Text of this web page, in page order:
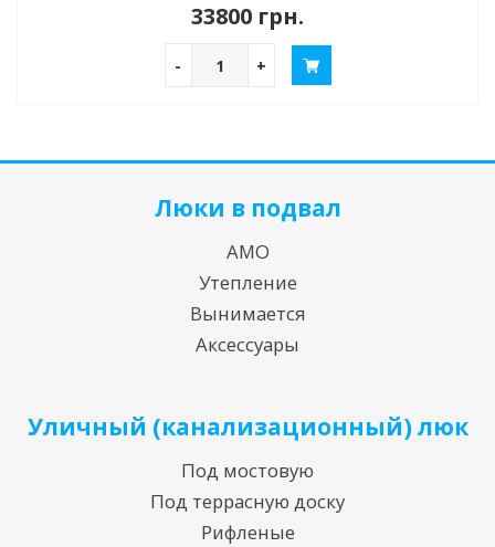
33800 грн.
- +
Люки в подвал
АМО
Утепление
Вынимается
Аксессуары
Уличный (канализационный) люк
Под мостовую
Под террасную доску
Рифленые